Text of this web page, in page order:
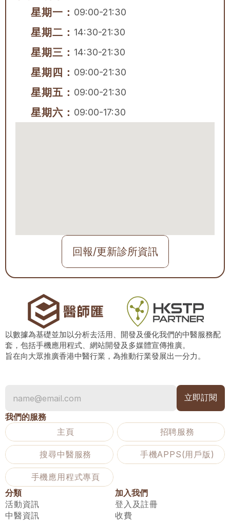
星期一： 09:00-21:30
星期二： 14:30-21:30
星期三： 14:30-21:30
星期四： 09:00-21:30
星期五： 09:00-21:30
星期六： 09:00-17:30
回報/更新診所資訊
以數據為基礎並加以分析去活用、開發及優化我們的中醫服務配
套，包括手機應用程式、網站開發及多媒體宣傳推廣。
旨在向大眾推廣香港中醫行業，為推動行業發展出一分力。
我們的服務
主頁
招聘服務
搜尋中醫服務 手機APPS(用戶版)
手機應用程式專頁
分類
活動資訊
中醫資訊
加入我們
登入及註冊
收費